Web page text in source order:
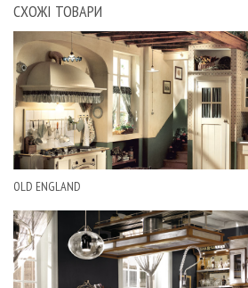
СХОЖІ ТОВАРИ
OLD ENGLAND